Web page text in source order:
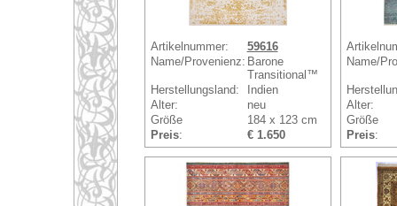
Artikelnummer:
59616
Name/Provenienz: Barone
Transitional™
Herstellungsland:
Indien
Alter:
neu
Größe
184 x 123 cm
Preis: € 1.650
Name/
Alter:
Größe
Preis: